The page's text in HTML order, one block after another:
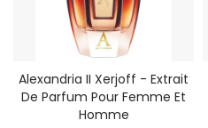
Alexandria II Xerjoff - Extrait
De Parfum Pour Femme Et
Homme